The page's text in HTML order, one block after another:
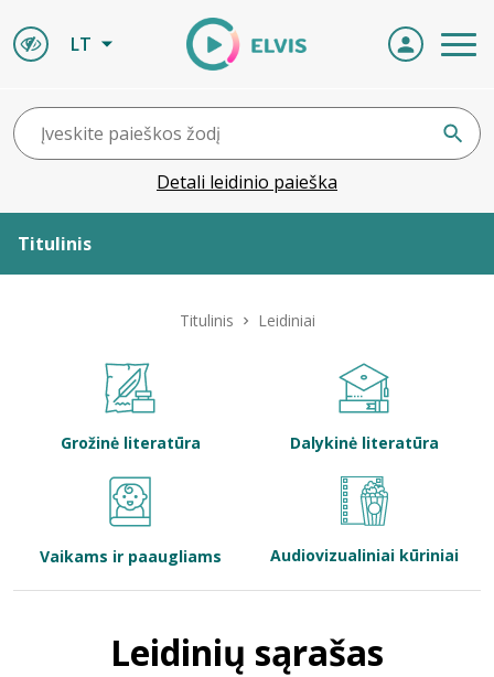
LT
Detali leidinio paieška
Titulinis
Bibliotekoms
Titulinis Leidiniai
Grožinė literatūra Dalykinė literatūra
Vaikams ir paaugliams Audiovizualiniai kūriniai
Leidinių sąrašas